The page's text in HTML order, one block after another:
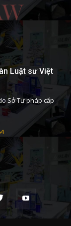
Luật sư Việt
Sở Tư pháp cấp